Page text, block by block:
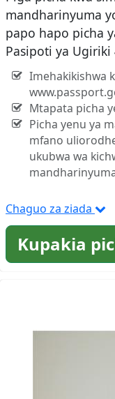
mandharinyuma
papo hapo picha
Pasipoti ya Ugiriki
Imehakikishwa
Mtapata picha
Picha yenu ya
mfano
ukubwa wa
Chaguo za ziada
Kupakia